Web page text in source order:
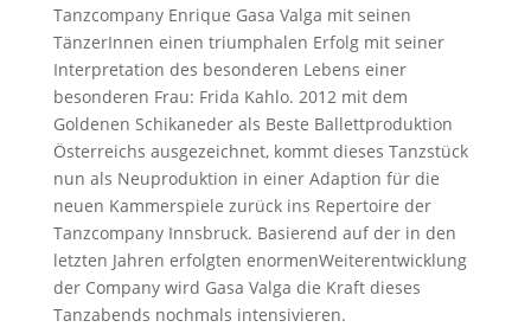
Tanzcompany Enrique Gasa Valga mit seinen
TänzerInnen einen triumphalen Erfolg mit seiner
Interpretation des besonderen Lebens einer
besonderen Frau: Frida Kahlo. 2012 mit dem
Goldenen Schikaneder als Beste Ballettproduktion
Österreichs ausgezeichnet, kommt dieses Tanzstück
nun als Neuproduktion in einer Adaption für die
neuen Kammerspiele zurück ins Repertoire der
Tanzcompany Innsbruck. Basierend auf der in den
letzten Jahren erfolgten enormenWeiterentwicklung
der Company wird Gasa Valga die Kraft dieses
Tanzabends nochmals intensivieren.